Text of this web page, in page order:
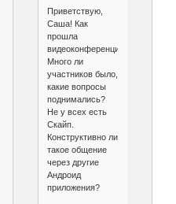
Приветствую,
Саша! Как
прошла
видеоконференция.
Много ли
участников было,
какие вопросы
поднимались?
Не у всех есть
Скайп.
Конструктивно ли
такое общение
через другие
Андроид
приложения?